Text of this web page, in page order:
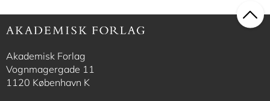
Akademisk Forlag
Vognmagergade 11
1120 København K